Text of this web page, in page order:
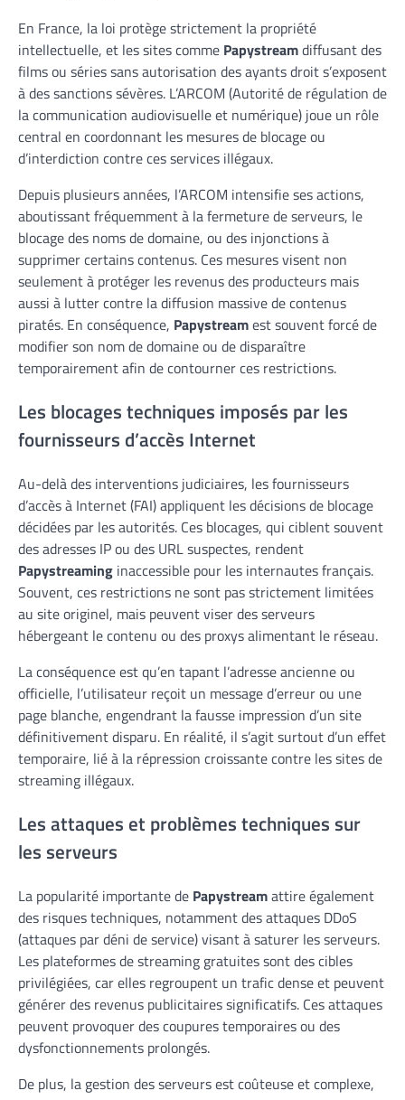
En France, la loi protège strictement la propriété
intellectuelle, et les sites comme Papystreamdiffusant des
films ou séries sans autorisation des ayants droit s’exposent
à des sanctions sévères. L’ARCOM (Autorité de régulation de
la communication audiovisuelle et numérique) joue un rôle
central en coordonnant les mesures de blocage ou
d’interdiction contre ces services illégaux.
Depuis plusieurs années, l’ARCOM intensifie ses actions,
aboutissant fréquemment à la fermeture de serveurs, le
blocage des noms de domaine, ou des injonctions à
supprimer certains contenus. Ces mesures visent non
seulement à protéger les revenus des producteurs mais
aussi à lutter contre la diffusion massive de contenus
piratés. En conséquence, Papystreamest souvent forcé de
modifier son nom de domaine ou de disparaître
temporairement afin de contourner ces restrictions.
Les blocages techniques imposés par les
fournisseurs d’accès Internet
Au-delà des interventions judiciaires, les fournisseurs
d’accès à Internet (FAI) appliquent les décisions de blocage
décidées par les autorités. Ces blocages, qui ciblent souvent
des adresses IP ou des URL suspectes, rendent
Papystreaming inaccessible pour les internautes français.
Souvent, ces restrictions ne sont pas strictement limitées
au site originel, mais peuvent viser des serveurs
hébergeant le contenu ou des proxys alimentant le réseau.
La conséquence est qu’en tapant l’adresse ancienne ou
officielle, l’utilisateur reçoit un message d’erreur ou une
page blanche, engendrant la fausse impression d’un site
définitivement disparu. En réalité, il s’agit surtout d’un effet
temporaire, lié à la répression croissante contre les sites de
streaming illégaux.
Les attaques et problèmes techniques sur
les serveurs
La popularité importante de Papystreamattire également
des risques techniques, notamment des attaques DDoS
(attaques par déni de service) visant à saturer les serveurs.
Les plateformes de streaming gratuites sont des cibles
privilégiées, car elles regroupent un trafic dense et peuvent
générer des revenus publicitaires significatifs. Ces attaques
peuvent provoquer des coupures temporaires ou des
dysfonctionnements prolongés.
De plus, la gestion des serveurs est coûteuse et complexe,